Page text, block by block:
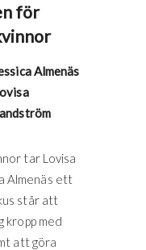
för
Almenäs
tar Lovisa
Almenäs ett
står att
kropp med
att göra